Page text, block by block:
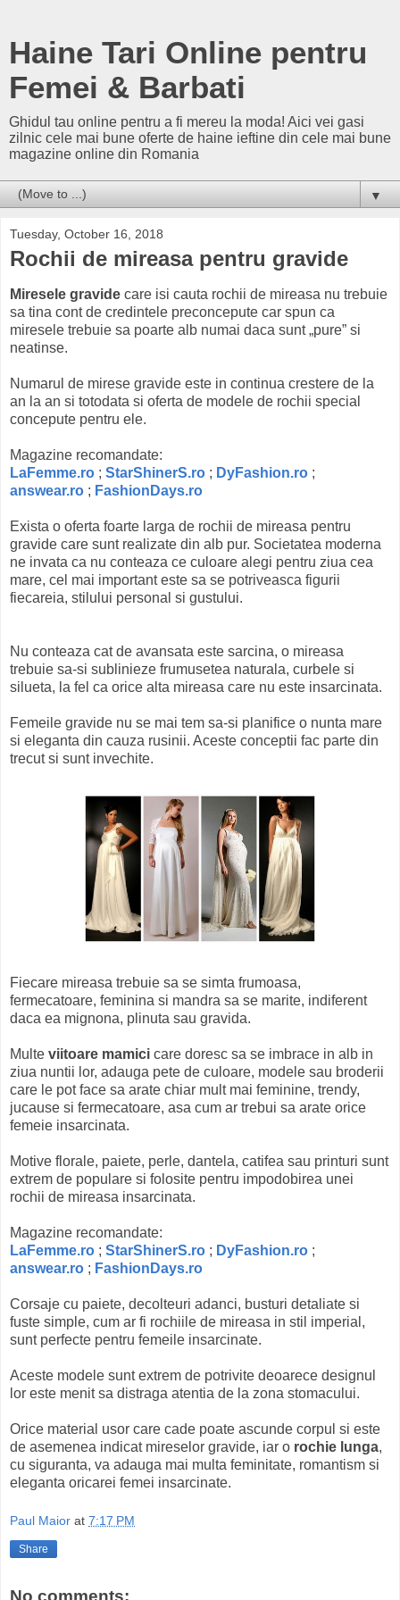
Haine Tari Online pentru
Femei & Barbati
Ghidul tau online pentru a fi mereu la moda! Aici vei gasi
zilnic cele mai bune oferte de haine ieftine din cele mai bune
magazine online din Romania
▼
Tuesday, October 16, 2018
Rochii de mireasa pentru gravide
Miresele gravide care isi cauta rochii de mireasa nu trebuie
sa tina cont de credintele preconcepute car spun ca
miresele trebuie sa poarte alb numai daca sunt „pure” si
neatinse.
Numarul de mirese gravide este in continua crestere de la
an la an si totodata si oferta de modele de rochii special
concepute pentru ele.
Magazine recomandate:
LaFemme.ro ; StarShinerS.ro ; DyFashion.ro ;
answear.ro ; FashionDays.ro
Exista o oferta foarte larga de rochii de mireasa pentru
gravide care sunt realizate din alb pur. Societatea moderna
ne invata ca nu conteaza ce culoare alegi pentru ziua cea
mare, cel mai important este sa se potriveasca figurii
fiecareia, stilului personal si gustului.
Nu conteaza cat de avansata este sarcina, o mireasa
trebuie sa-si sublinieze frumusetea naturala, curbele si
silueta, la fel ca orice alta mireasa care nu este insarcinata.
Femeile gravide nu se mai tem sa-si planifice o nunta mare
si eleganta din cauza rusinii. Aceste conceptii fac parte din
trecut si sunt invechite.
Fiecare mireasa trebuie sa se simta frumoasa,
fermecatoare, feminina si mandra sa se marite, indiferent
daca ea mignona, plinuta sau gravida.
Multe viitoare mamici care doresc sa se imbrace in alb in
ziua nuntii lor, adauga pete de culoare, modele sau broderii
care le pot face sa arate chiar mult mai feminine, trendy,
jucause si fermecatoare, asa cum ar trebui sa arate orice
femeie insarcinata.
Motive florale, paiete, perle, dantela, catifea sau printuri sunt
extrem de populare si folosite pentru impodobirea unei
rochii de mireasa insarcinata.
Magazine recomandate:
LaFemme.ro ; StarShinerS.ro ; DyFashion.ro ;
answear.ro ; FashionDays.ro
Corsaje cu paiete, decolteuri adanci, busturi detaliate si
fuste simple, cum ar fi rochiile de mireasa in stil imperial,
sunt perfecte pentru femeile insarcinate.
Aceste modele sunt extrem de potrivite deoarece designul
lor este menit sa distraga atentia de la zona stomacului.
Orice material usor care cade poate ascunde corpul si este
de asemenea indicat mireselor gravide, iar o rochie lunga,
cu siguranta, va adauga mai multa feminitate, romantism si
eleganta oricarei femei insarcinate.
Paul Maior at 7:17 PM
Share
No comments: